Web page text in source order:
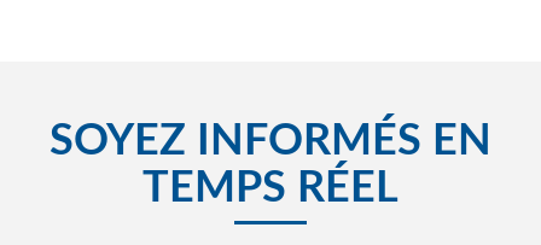
SOYEZ INFORMÉS EN
TEMPS RÉEL